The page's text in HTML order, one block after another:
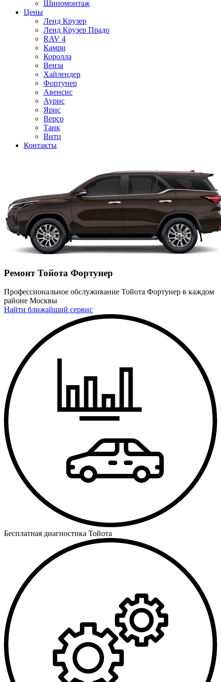
Шиномонтаж
Цены
Ленд Крузер
Ленд Крузер Прадо
RAV 4
Камри
Королла
Венза
Хайлендер
Фортунер
Авенсис
Аурис
Ярис
Версо
Танк
Витц
Контакты
Ремонт Тойота Фортунер
Профессиональное обслуживание Тойота Фортунер в каждом
районе Москвы
Найти ближайший сервис
Бесплатная диагностика Тойота